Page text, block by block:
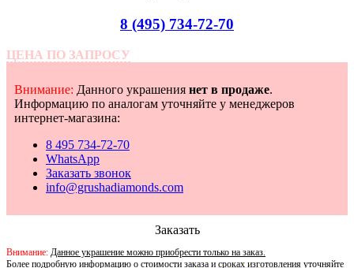
8 (495) 734-72-70
ЦЕНА ПО ЗАПРОСУ
Внимание: Данного украшения нет в продаже.
Информацию по аналогам уточняйте у менеджеров
интернет-магазина:
8 495 734-72-70
WhatsApp
Заказать звонок
info@grushadiamonds.com
Заказать
Внимание: Данное украшение можно приобрести только на заказ.
Более подробную информацию о стоимости заказа и сроках изготовления уточняйте